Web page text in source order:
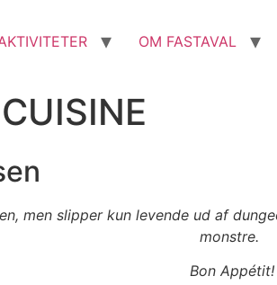
OM FASTAVAL
men slipper kun levende ud af
monstre.
Bon Appétit!